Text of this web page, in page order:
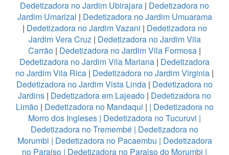
Dedetizadora no Jardim Ubirajara | Dedetizadora no
Jardim Umarizal | Dedetizadora no Jardim Umuarama
| Dedetizadora no Jardim Vazani | Dedetizadora no
Jardim Vera Cruz| Dedetizadora no Jardim Vila
Carrão | Dedetizadora no Jardim Vila Formosa |
Dedetizadora no Jardim Vila Mariana | Dedetizadora
no Jardim Vila Rica | Dedetizadora no Jardim Virginia |
Dedetizadora no Jardim Vista Linda | Dedetizadora no
Jardins | Dedetizadora em Lajeado | Dedetizadora no
Limão| Dedetizadora no Mandaqui | | Dedetizadora no
Morro dos Ingleses | Dedetizadora no Tucuruvi |
Dedetizadora no Tremembé | Dedetizadora no
Morumbi | Dedetizadora no Pacaembu | Dedetizadora
no Paraiso | Dedetizadora no Paraiso do Morumbi |